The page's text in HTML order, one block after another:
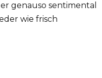
genauso sentimental
wie frisch